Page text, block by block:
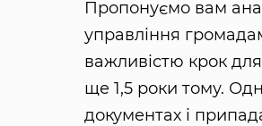
Пропонуємо вам
управління
важливістю крок
ще 1,5 роки тому.
документах і